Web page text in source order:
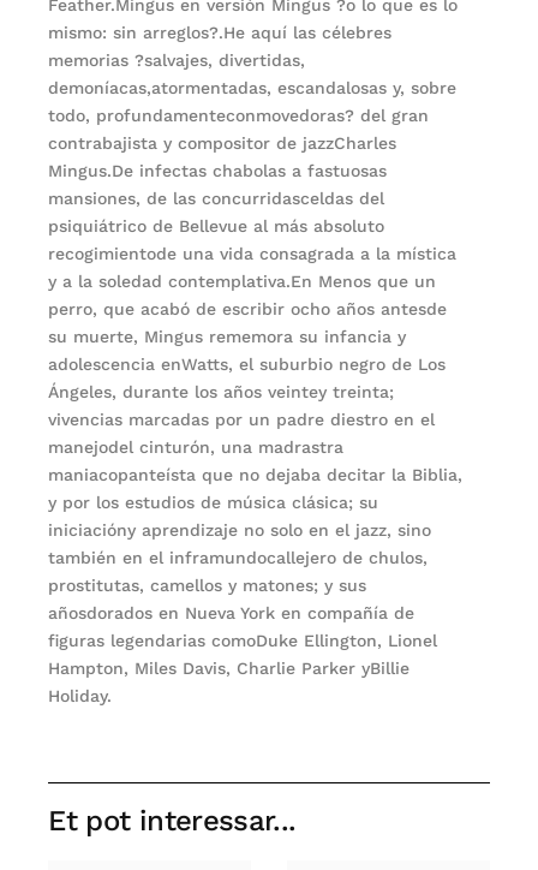
Feather.Mingus en versión Mingus ?o lo que es lo
mismo: sin arreglos?.He aquí las célebres
memorias ?salvajes, divertidas,
demoníacas,atormentadas, escandalosas y, sobre
todo, profundamenteconmovedoras? del gran
contrabajista y compositor de jazzCharles
Mingus.De infectas chabolas a fastuosas
mansiones, de las concurridasceldas del
psiquiátrico de Bellevue al más absoluto
recogimientode una vida consagrada a la mística
y a la soledad contemplativa.En Menos que un
perro, que acabó de escribir ocho años antesde
su muerte, Mingus rememora su infancia y
adolescencia enWatts, el suburbio negro de Los
Ángeles, durante los años veintey treinta;
vivencias marcadas por un padre diestro en el
manejodel cinturón, una madrastra
maniacopanteísta que no dejaba decitar la Biblia,
y por los estudios de música clásica; su
iniciacióny aprendizaje no solo en el jazz, sino
también en el inframundocallejero de chulos,
prostitutas, camellos y matones; y sus
añosdorados en Nueva York en compañía de
figuras legendarias comoDuke Ellington, Lionel
Hampton, Miles Davis, Charlie Parker yBillie
Holiday.
Et pot interessar...